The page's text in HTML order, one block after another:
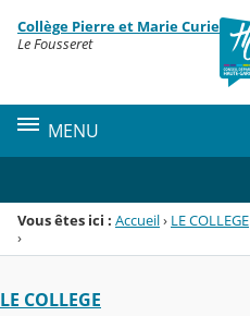
Menu de la rubrique
Contenu
Collège Pierre et Marie Curie
Le Fousseret
MENU
Vous êtes ici : Accueil› LE COLLEGE
›
LE COLLEGE